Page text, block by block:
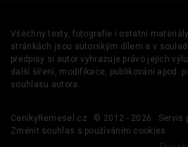
Všechny texty, fotografie i ostatní
stránkách jsou autorským dílem a v
předpisy si autor vyhrazuje právo jejich
další šíření, modifikace, publikování apod.
souhlasu autora.
CenikyRemesel.cz © 2012 - 2026
Servis
Změnit souhlas s používáním cookies